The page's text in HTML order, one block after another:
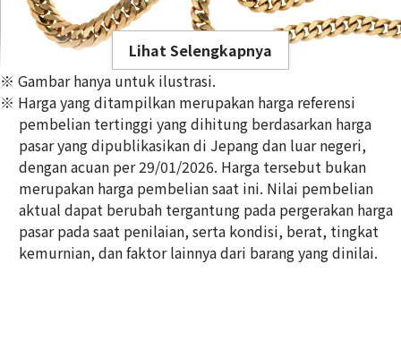
18K gold (K18) Kihei necklace
356,8g
Referensi Harga Buyback
Rp 796.316.230
Lihat Selengkapnya
※ Gambar hanya untuk ilustrasi.
※ Harga yang ditampilkan merupakan harga referensi
pembelian tertinggi yang dihitung berdasarkan harga
pasar yang dipublikasikan di Jepang dan luar negeri,
dengan acuan per 29/01/2026. Harga tersebut bukan
merupakan harga pembelian saat ini. Nilai pembelian
aktual dapat berubah tergantung pada pergerakan harga
pasar pada saat penilaian, serta kondisi, berat, tingkat
kemurnian, dan faktor lainnya dari barang yang dinilai.